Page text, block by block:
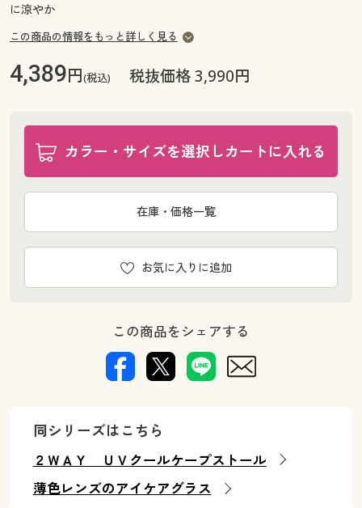
サポート
ご利用ガイド
ご利用ガイド
に涼やか
この商品の情報をもっと詳しく見る
4,389円(税込) 税抜価格 3,990円
カラー・サイズを選択しカートに入れる
お気に入りに追加
在庫・価格一覧
この商品をシェアする
同シリーズはこちら
２ＷＡＹ ＵＶクールケープストール
薄色レンズのアイケアグラス